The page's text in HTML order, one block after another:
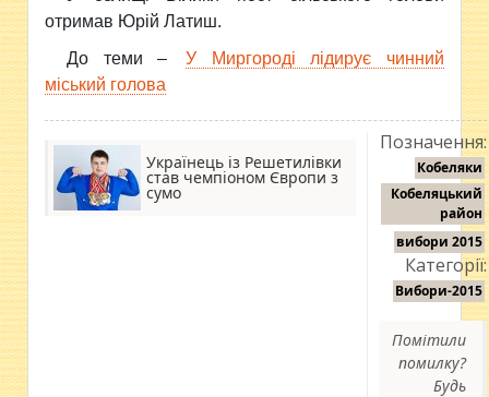
отримав Юрій Латиш.
До теми –
У Миргороді лідирує чинний
міський голова
Українець із Решетилівки
став чемпіоном Європи з
сумо
Позначення:
Кобеляки
Кобеляцький
район
вибори 2015
Категорії:
Вибори-2015
Помітили
помилку?
Будь